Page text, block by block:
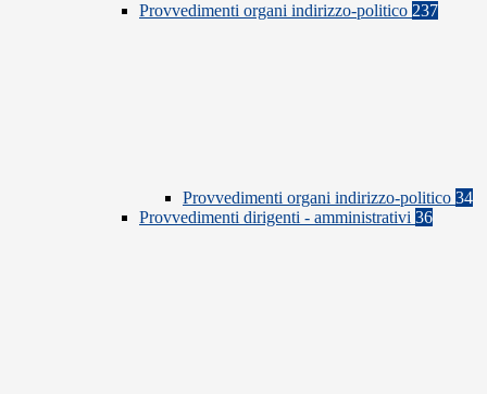
Provvedimenti organi indirizzo-politico 237
Provvedimenti organi indirizzo-politico 34
Provvedimenti dirigenti - amministrativi 36